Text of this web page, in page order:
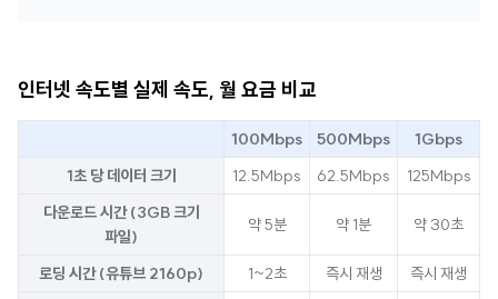
인터넷 속도별 실제 속도, 월 요금 비교
100Mbps 500Mbps
1Gbps
1초 당 데이터 크기
12.5Mbps 62.5Mbps
125Mbps
다운로드 시간 (3GB 크기
파일)
약 5분 약 1분 약 30초
로딩 시간 (유튜브 2160p) 1~2초 즉시 재생
즉시 재생